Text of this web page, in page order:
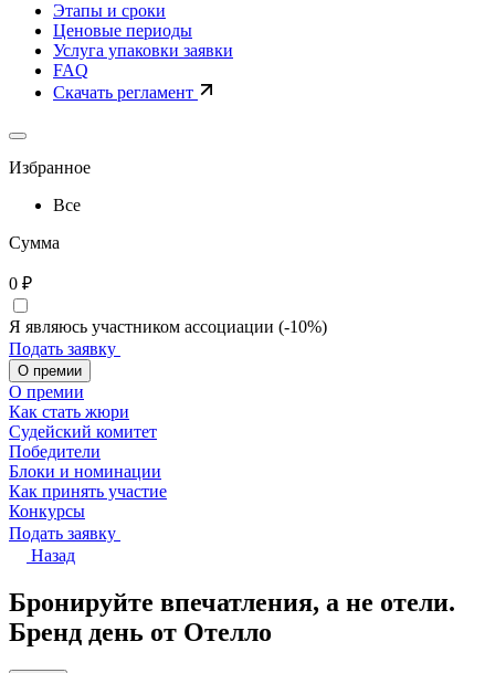
Этапы и сроки
Ценовые периоды
Услуга упаковки заявки
FAQ
Скачать регламент
Избранное
Все
Сумма
0 ₽
Я являюсь участником ассоциации (-10%)
Подать заявку
О премии
О премии
Как стать жюри
Судейский комитет
Победители
Блоки и номинации
Как принять участие
Конкурсы
Подать заявку
Назад
Бронируйте впечатления, а не отели.
Бренд день от Отелло